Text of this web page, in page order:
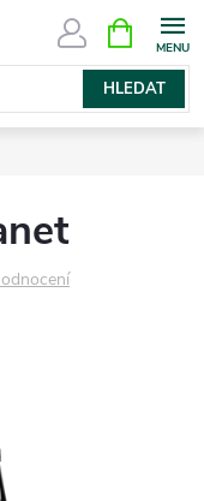
HLEDAT
NÁKUPNÍ
KOŠÍK